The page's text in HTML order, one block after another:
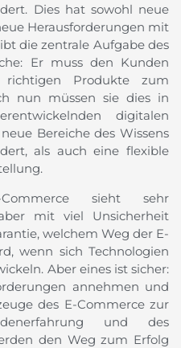
Dies hat sowohl neue
Herausforderungen mit
die zentrale Aufgabe des
Er muss den Kunden
Produkte zum
nun müssen sie dies in
digitalen
Bereiche des Wissens
als auch eine flexible
sieht sehr
mit viel Unsicherheit
welchem Weg der E-
wenn sich Technologien
Aber eines ist sicher:
annehmen und
des E-Commerce zur
und des
den Weg zum Erfolg